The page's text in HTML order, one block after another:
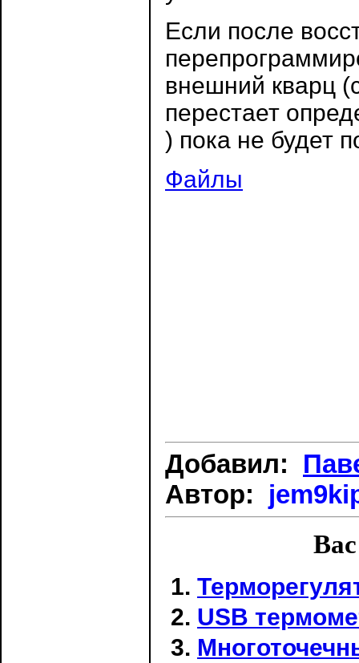
Если после
внешний кварц
перестает
) пока не будет
Файлы
Добавил:
Автор:
USB